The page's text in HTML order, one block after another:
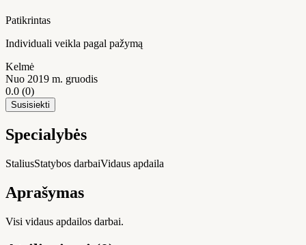
Patikrintas
Individuali veikla pagal pažymą
Kelmė
Nuo 2019 m. gruodis
0.0 (0)
Susisiekti
Specialybės
StaliusStatybos darbaiVidaus apdaila
Aprašymas
Visi vidaus apdailos darbai.